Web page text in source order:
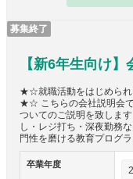
募集終了
【新6年生向け
★☆就職活動をはじめられ
★☆ こちらの会社説明会
ついてのご説明を致しま
し・レジ打ち・深夜勤
門性を磨ける教育プログ
卒業年度